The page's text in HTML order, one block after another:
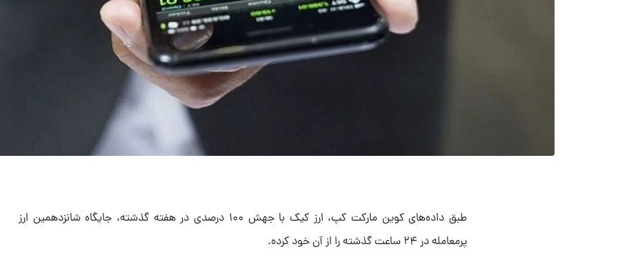
طبق داده‌های کوین مارکت کپ، ارز کیک با جهش ۱۰۰ درصدی در هفته گذشته، جایگاه شانزدهمین ارز
پرمعامله در ۲۴ ساعت گذشته را از آن خود کرده.